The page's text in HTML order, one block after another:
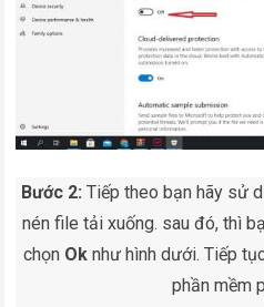
Bước 2: Tiếp theo bạn hãy sử
nén file tải xuống. sau đó, thì
chọn Oknhư hình dưới. Tiếp
phần mềm